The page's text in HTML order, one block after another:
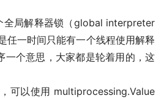
局解释器锁（global interpreter
任一时间只能有一个线程使用解释
一个意思，大家都是轮着用的，这
以使用 multiprocessing.Value